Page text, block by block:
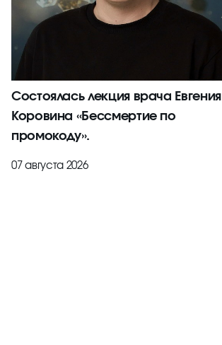
Состоялась лекция врача Евгения
Коровина «Бессмертие по
промокоду».
07 августа 2026